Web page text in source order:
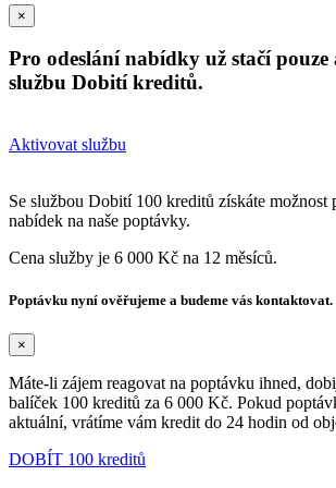
×
Pro odeslání nabídky už stačí
službu Dobití kreditů.
Aktivovat službu
Se službou Dobití 100 kreditů získáte možnost
nabídek na naše poptávky.
Cena služby je 6 000 Kč na 12 měsíců.
Poptávku nyní ověřujeme a budeme vás kontaktovat.
×
Máte-li zájem reagovat na poptávku ihned,
balíček 100 kreditů za 6 000 Kč. Pokud
aktuální, vrátíme vám kredit do 24 hodin od
DOBÍT 100 kreditů